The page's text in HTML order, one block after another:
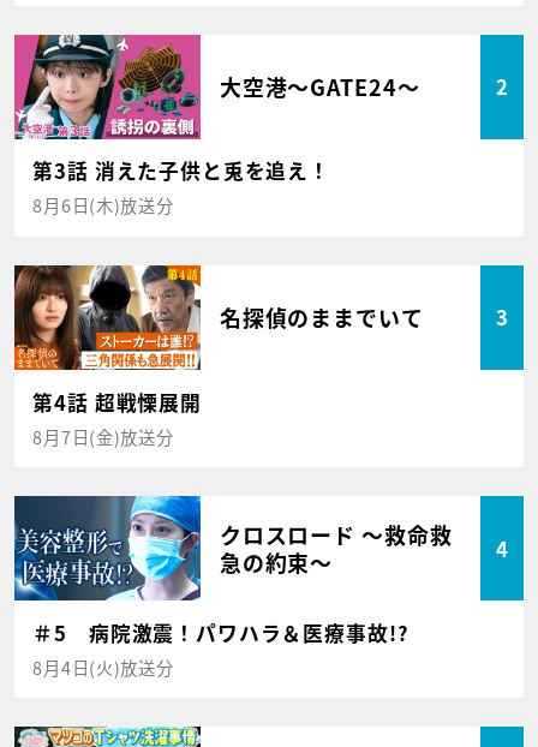
大空港～GATE24～ 2
第3話 消えた子供と兎を追え！
8月6日(木)放送分
名探偵のままでいて 3
第4話 超戦慄展開
8月7日(金)放送分
クロスロード ～救命救
急の約束～
4
＃5 病院激震！パワハラ＆医療事故!?
8月4日(火)放送分